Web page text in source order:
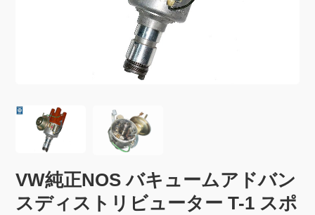
VW純正NOS バキュームアドバン
スディストリビューター T-1 スポ